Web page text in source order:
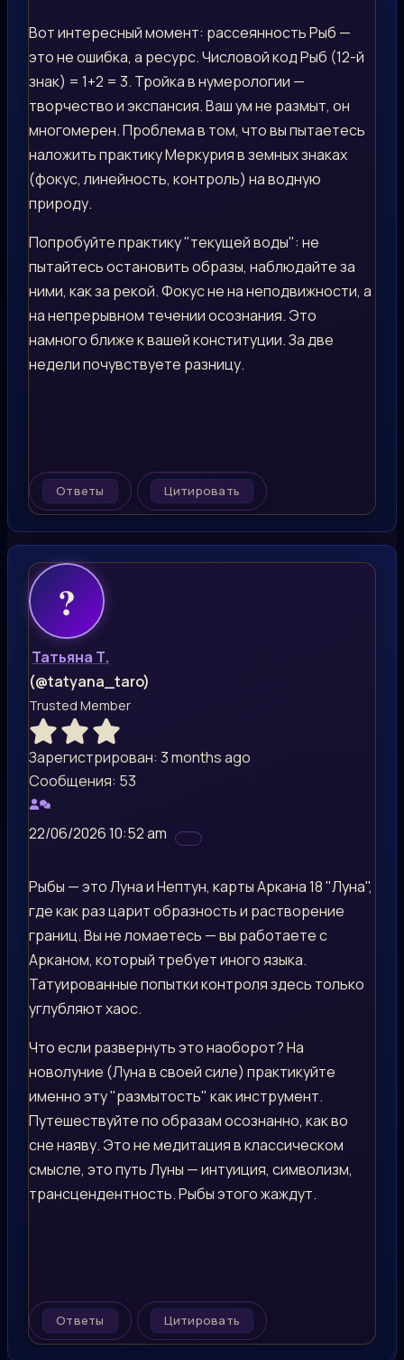
Вот интересный момент: рассеянность Рыб —
это не ошибка, а ресурс. Числовой код Рыб (12-й
знак) = 1+2 = 3. Тройка в нумерологии —
творчество и экспансия. Ваш ум не размыт, он
многомерен. Проблема в том, что вы пытаетесь
наложить практику Меркурия в земных знаках
(фокус, линейность, контроль) на водную
природу.
Попробуйте практику "текущей воды": не
пытайтесь остановить образы, наблюдайте за
ними, как за рекой. Фокус не на неподвижности, а
на непрерывном течении осознания. Это
намного ближе к вашей конституции. За две
недели почувствуете разницу.
Ответы Цитировать
Татьяна Т.
(@tatyana_taro)
Trusted Member
Зарегистрирован: 3 months ago
Сообщения: 53
22/06/2026 10:52 am
Рыбы — это Луна и Нептун, карты Аркана 18 "Луна",
где как раз царит образность и растворение
границ. Вы не ломаетесь — вы работаете с
Арканом, который требует иного языка.
Татуированные попытки контроля здесь только
углубляют хаос.
Что если развернуть это наоборот? На
новолуние (Луна в своей силе) практикуйте
именно эту "размытость" как инструмент.
Путешествуйте по образам осознанно, как во
сне наяву. Это не медитация в классическом
смысле, это путь Луны — интуиция, символизм,
трансцендентность. Рыбы этого жаждут.
Ответы Цитировать